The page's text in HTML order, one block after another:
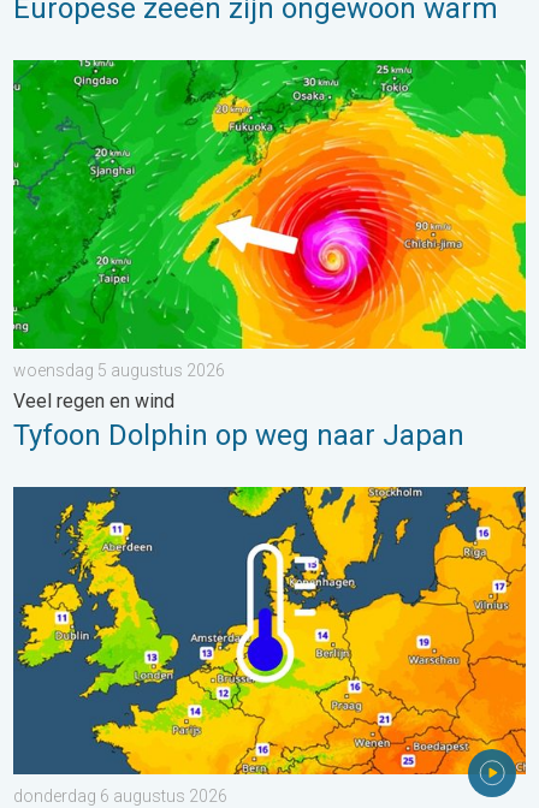
Europese zeeën zijn ongewoon warm
Tyfoon Dolphin op weg naar Japan. Veel regen en wind. . .
woensdag 5 augustus 2026
Veel regen en wind
Tyfoon Dolphin op weg naar Japan
Er komen koelere nachten aan. West- en Midden-Europa. . .
donderdag 6 augustus 2026